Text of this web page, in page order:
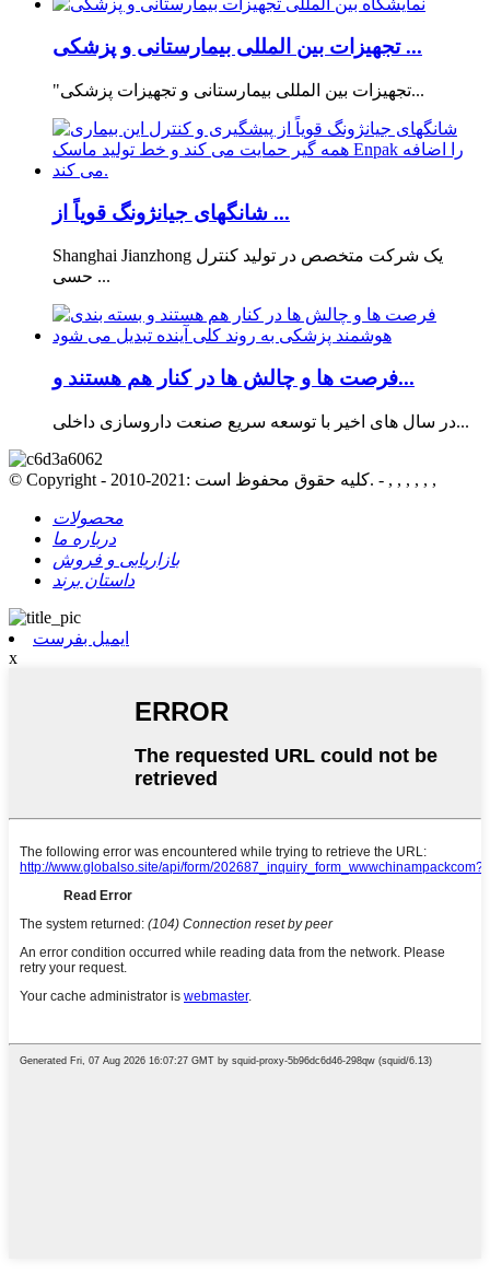
تجهیزات بین المللی بیمارستانی و پزشکی ...
"تجهیزات بین المللی بیمارستانی و تجهیزات پزشکی...
شانگهای جیانژونگ قویاً از ...
Shanghai Jianzhong یک شرکت متخصص در تولید کنترل
حسی ...
فرصت ها و چالش ها در کنار هم هستند و...
در سال های اخیر با توسعه سریع صنعت داروسازی داخلی...
© Copyright - 2010-2021: کلیه حقوق محفوظ است. - , , , , , ,
محصولات
درباره ما
بازاریابی و فروش
داستان برند
ایمیل بفرست
x